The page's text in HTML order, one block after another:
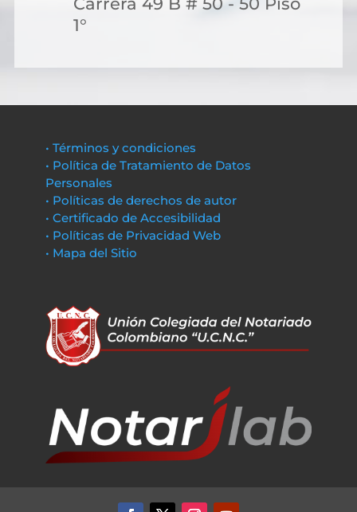
1°
• Términos y condiciones
• Política de Tratamiento de Datos
Personales
• Políticas de derechos de autor
• Certificado de Accesibilidad
• Políticas de Privacidad Web
• Mapa del Sitio